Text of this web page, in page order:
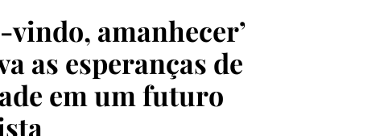
vindo, amanhecer’
as esperanças de
em um futuro